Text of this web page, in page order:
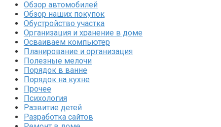
Обзор автомобилей
Обзор наших покупок
Обустройство участка
Организация и хранение в доме
Осваиваем компьютер
Планирование и организация
Полезные мелочи
Порядок в ванне
Порядок на кухне
Прочее
Психология
Развитие детей
Разработка сайтов